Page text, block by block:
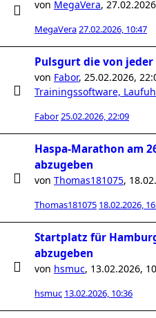
von MegaVera,
MegaVera27.02.2026, 10:47
Pulsgurt die von
von Fabor, 25.02.2026,
Trainingssoftware,
Fabor25.02.2026, 22:09
Haspa-Marathon am
abzugeben
von Thomas181075,
Thomas181075 18.02.2026,
Startplatz für
abzugeben
von hsmuc, 13.02.2026,
hsmuc 13.02.2026, 10:36